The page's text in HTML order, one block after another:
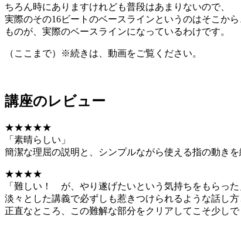
ちろん時にありますけれども普段はあまりないので、
実際のその16ビートのベースラインというのはそこか
ものが、実際のベースラインになっているわけです。
（ここまで）※続きは、動画をご覧ください。
講座のレビュー
★★★★★
「素晴らしい」
簡潔な理屈の説明と、シンプルながら使える指の動き
★★★★
「難しい！ が、やり遂げたいという気持ちをもらった
淡々とした講義で必ずしも惹きつけられるような話し
正直なところ、この難解な部分をクリアしてこそ少し